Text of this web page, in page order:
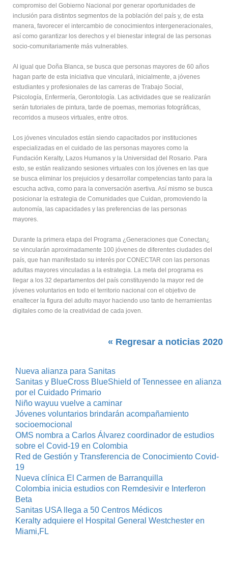
compromiso del Gobierno Nacional por generar oportunidades de
inclusión para distintos segmentos de la población del país y, de esta
manera, favorecer el intercambio de conocimientos intergeneracionales,
así como garantizar los derechos y el bienestar integral de las personas
socio-comunitariamente más vulnerables.
Al igual que Doña Blanca, se busca que personas mayores de 60 años
hagan parte de esta iniciativa que vinculará, inicialmente, a jóvenes
estudiantes y profesionales de las carreras de Trabajo Social,
Psicología, Enfermería, Gerontología. Las actividades que se realizarán
serán tutoriales de pintura, tarde de poemas, memorias fotográficas,
recorridos a museos virtuales, entre otros.
Los jóvenes vinculados están siendo capacitados por instituciones
especializadas en el cuidado de las personas mayores como la
Fundación Keralty, Lazos Humanos y la Universidad del Rosario. Para
esto, se están realizando sesiones virtuales con los jóvenes en las que
se busca eliminar los prejuicios y desarrollar competencias tanto para la
escucha activa, como para la conversación asertiva. Así mismo se busca
posicionar la estrategia de Comunidades que Cuidan, promoviendo la
autonomía, las capacidades y las preferencias de las personas
mayores.
Durante la primera etapa del Programa ¿Generaciones que Conectan¿
se vincularán aproximadamente 100 jóvenes de diferentes ciudades del
país, que han manifestado su interés por CONECTAR con las personas
adultas mayores vinculadas a la estrategia. La meta del programa es
llegar a los 32 departamentos del país constituyendo la mayor red de
jóvenes voluntarios en todo el territorio nacional con el objetivo de
enaltecer la figura del adulto mayor haciendo uso tanto de herramientas
digitales como de la creatividad de cada joven.
« Regresar a noticias 2020
Nueva alianza para Sanitas
Sanitas y BlueCross BlueShield of Tennessee en alianza
por el Cuidado Primario
Niño wayuu vuelve a caminar
Jóvenes voluntarios brindarán acompañamiento
socioemocional
OMS nombra a Carlos Álvarez coordinador de estudios
sobre el Covid-19 en Colombia
Red de Gestión y Transferencia de Conocimiento Covid-
19
Nueva clínica El Carmen de Barranquilla
Colombia inicia estudios con Remdesivir e Interferon
Beta
Sanitas USA llega a 50 Centros Médicos
Keralty adquiere el Hospital General Westchester en
Miami,FL